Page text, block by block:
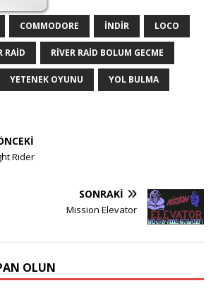
COMMODORE INDIR LOCO
RAID RIVER RAID BOLUM GECME
YETENEK OYUNU YOL BULMA
Rider
SONRAKI
Mission Elevator
OLUN